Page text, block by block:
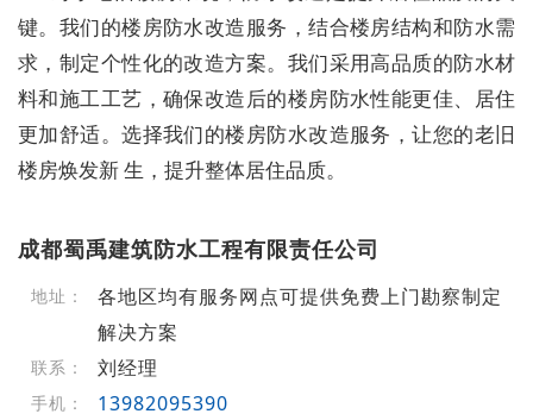
键。我们的楼房防水改造服务，结合楼房结构和防水需
求，制定个性化的改造方案。我们采用高品质的防水材
料和施工工艺，确保改造后的楼房防水性能更佳、居住
更加舒适。选择我们的楼房防水改造服务，让您的老旧
楼房焕发新 生，提升整体居住品质。
成都蜀禹建筑防水工程有限责任公司
地址：
各地区均有服务网点可提供免费上门勘察制定
解决方案
联系： 刘经理
手机： 13982095390